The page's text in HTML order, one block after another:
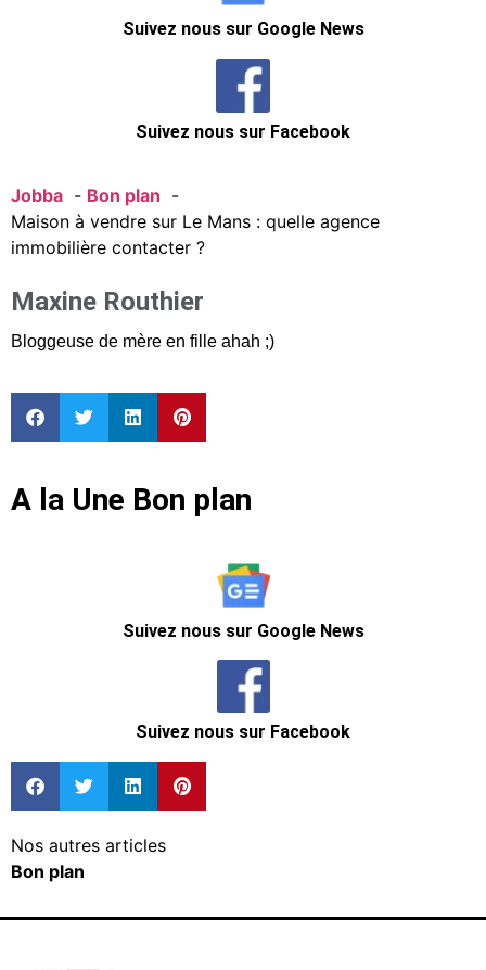
Suivez nous sur Google News
Suivez nous sur Facebook
Jobba
Bon plan
Maison à vendre sur Le Mans : quelle agence
immobilière contacter ?
Maxine Routhier
Bloggeuse de mère en fille ahah ;)
A la Une Bon plan
Suivez nous sur Google News
Suivez nous sur Facebook
Nos autres articles
Bon plan